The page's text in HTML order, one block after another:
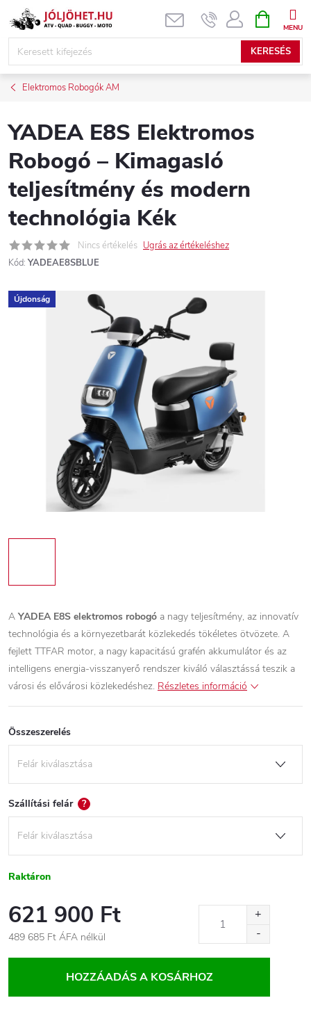
Ugrás
KERESÉS
KOSÁR
Elektromos Robogók AM
YADEA E8S Elektromos
Robogó – Kimagasló
teljesítmény és modern
technológia Kék
Nincs értékelés Ugrás az értékeléshez
Kód: YADEAE8SBLUE
Újdonság
AYADEA E8S elektromos robogó a nagy teljesítmény, az innovatív
technológia és a környezetbarát közlekedés tökéletes ötvözete. A
fejlett TTFAR motor, a nagy kapacitású grafén akkumulátor és az
intelligens energia-visszanyerő rendszer kiváló választássá teszik a
városi és elővárosi közlekedéshez. Részletes információ
Összeszerelés
Szállítási felár ?
Raktáron
621 900 Ft
489 685 Ft ÁFA nélkül
HOZZÁADÁS A KOSÁRHOZ